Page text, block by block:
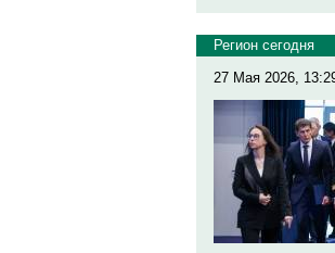
Регион сегодня
27 Мая 2026,